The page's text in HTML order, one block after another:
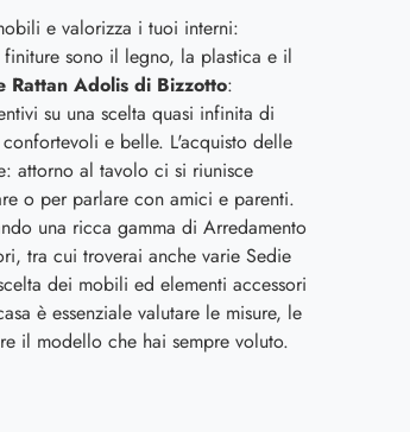
e valorizza i tuoi interni:
sono il legno, la plastica e il
Rattan Adolis di Bizzotto:
su una scelta quasi infinita di
e belle. L'acquisto delle
attorno al tavolo ci si riunisce
o per parlare con amici e parenti.
una ricca gamma di Arredamento
tra cui troverai anche varie Sedie
dei mobili ed elementi accessori
è essenziale valutare le misure, le
il modello che hai sempre voluto.